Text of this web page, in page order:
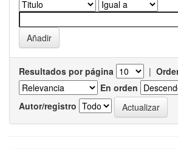
Resultados por página |
En orden
Autor/registro